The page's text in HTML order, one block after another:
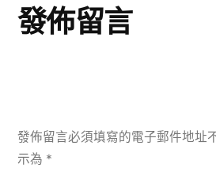
發佈留言
發佈留言必須填寫的電子郵件地址
示為 *